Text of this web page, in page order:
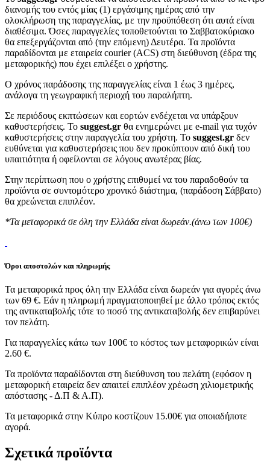
διανομής του εντός μίας (1) εργάσιμης ημέρας από την
ολοκλήρωση της παραγγελίας, με την προϋπόθεση ότι αυτά είναι
διαθέσιμα. Όσες παραγγελίες τοποθετούνται το Σαββατοκύριακο
θα επεξεργάζονται από (την επόμενη) Δευτέρα. Τα προϊόντα
παραδίδονται με εταιρεία courier (ACS) στη διεύθυνση (έδρα της
μεταφορικής) που έχει επιλέξει ο χρήστης.
Ο χρόνος παράδοσης της παραγγελίας είναι 1 έως 3 ημέρες,
ανάλογα τη γεωγραφική περιοχή του παραλήπτη.
Σε περιόδους εκπτώσεων και εορτών ενδέχεται να υπάρξουν
καθυστερήσεις. Το suggest.gr θα ενημερώνει με e-mail για τυχόν
καθυστερήσεις στην παραγγελία του χρήστη. Το suggest.gr δεν
ευθύνεται για καθυστερήσεις που δεν προκύπτουν από δική του
υπαιτιότητα ή οφείλονται σε λόγους ανωτέρας βίας.
Στην περίπτωση που ο χρήστης επιθυμεί να του παραδοθούν τα
προϊόντα σε συντομότερο χρονικό διάστημα, (παράδοση Σάββατο)
θα χρεώνεται επιπλέον.
*Τα μεταφορικά σε όλη την Ελλάδα είναι δωρεάν.(άνω των 100€)
Όροι αποστολών και πληρωμής
Τα μεταφορικά προς όλη την Ελλάδα είναι δωρεάν για αγορές άνω
των 69 €. Εάν η πληρωμή πραγματοποιηθεί με άλλο τρόπος εκτός
της αντικαταβολής τότε το ποσό της αντικαταβολής δεν επιβαρύνει
τον πελάτη.
Για παραγγελίες κάτω των 100€ το κόστος των μεταφορικών είναι
2.60 €.
Τα προϊόντα παραδίδονται στη διεύθυνση του πελάτη (εφόσον η
μεταφορική εταιρεία δεν απαιτεί επιπλέον χρέωση χιλιομετρικής
απόστασης - Δ.Π & Α.Π).
Τα μεταφορικά στην Κύπρο κοστίζουν 15.00€ για οποιαδήποτε
αγορά.
Σχετικά προϊόντα